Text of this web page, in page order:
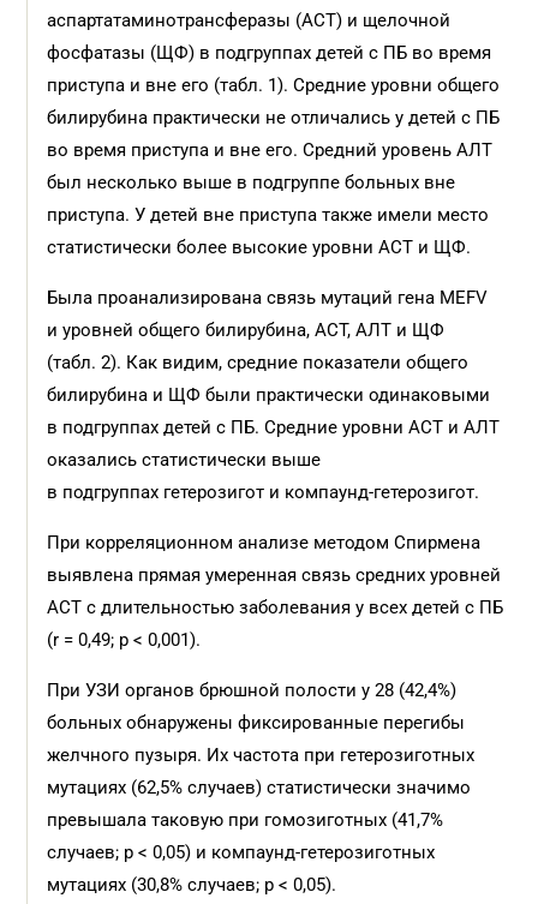
аспартатаминотрансферазы (АСТ) и щелочной
фосфатазы (ЩФ) в подгруппах детей с ПБ во время
приступа и вне его (табл. 1). Средние уровни общего
билирубина практически не отличались у детей с ПБ
во время приступа и вне его. Средний уровень АЛТ
был несколько выше в подгруппе больных вне
приступа. У детей вне приступа также имели место
статистически более высокие уровни АСТ и ЩФ.
Была проанализирована связь мутаций гена MEFV
и уровней общего билирубина, АСТ, АЛТ и ЩФ
(табл. 2). Как видим, средние показатели общего
билирубина и ЩФ были практически одинаковыми
в подгруппах детей с ПБ. Средние уровни АСТ и АЛТ
оказались статистически выше
в подгруппах гетерозигот и компаунд-гетерозигот.
При корреляционном анализе методом Спирмена
выявлена прямая умеренная связь средних уровней
АСТ с длительностью заболевания у всех детей с ПБ
(r = 0,49; p < 0,001).
При УЗИ органов брюшной полости у 28 (42,4%)
больных обнаружены фиксированные перегибы
желчного пузыря. Их частота при гетерозиготных
мутациях (62,5% случаев) статистически значимо
превышала таковую при гомозиготных (41,7%
случаев; р < 0,05) и компаунд-гетерозиготных
мутациях (30,8% случаев; р < 0,05).